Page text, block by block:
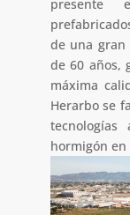
presente
de una gran
de 60 años,
máxima
Herarbo se
hormigón en